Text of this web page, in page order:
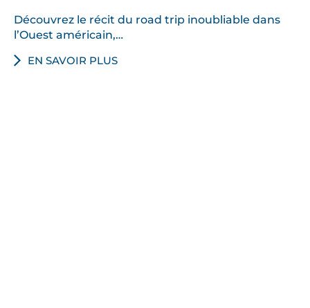
Découvrez le récit du road trip inoubliable dans
l’Ouest américain,…
EN SAVOIR PLUS